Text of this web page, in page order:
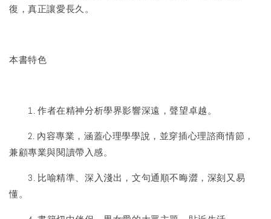
復，真正讓愛長久。
本書特色
1. 作者在精神分析學界影響深遠，聲望卓越。
2. 內容專業，涵蓋心理學學說，並穿插心理諮商情節，
兼顧專業與閱讀帶入感。
3. 比喻精準、深入淺出，文句通順不晦澀，深刻又易
懂。